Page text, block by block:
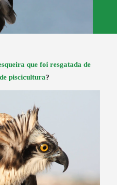
que foi resgatada de
piscicultura?